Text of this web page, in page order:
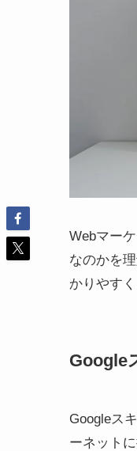
Webマー
なのかを
かりやす
Google
Googleス
ーネット